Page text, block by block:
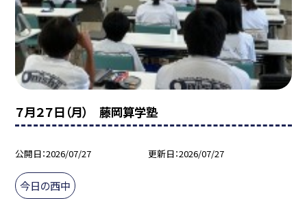
７月２７日（月） 藤岡算学塾
公開日 2026/07/27 更新日 2026/07/27
今日の西中